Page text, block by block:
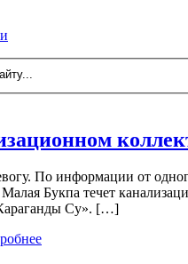
По информации от
Букпа течет
Су». […]